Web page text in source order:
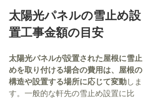
太陽光パネルの雪止め設
置工事金額の目安
太陽光パネルが設置された屋根に雪止
めを取り付ける場合の費用は、屋根の
構造や設置する場所に応じて変動しま
す。一般的な軒先の雪止め設置に比